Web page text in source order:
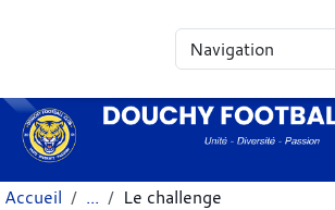
Accueil Le challenge